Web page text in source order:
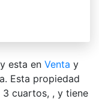
esta en Venta y
Esta propiedad
сuartos, , y tiene